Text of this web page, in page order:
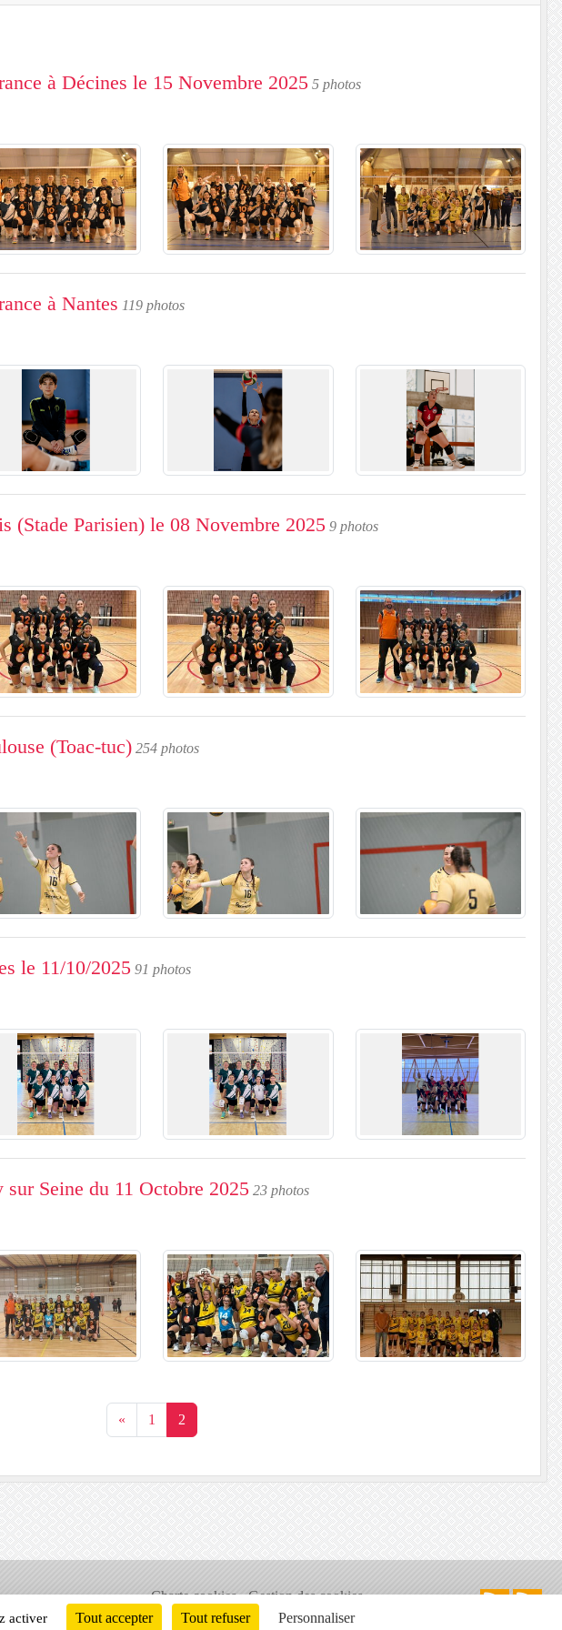
à Décines le 15 Novembre 2025 5 photos
à Nantes 119 photos
(Stade Parisien) le 08 Novembre 2025 9 photos
(Toac-tuc) 254 photos
le 11/10/2025 91 photos
Seine du 11 Octobre 2025 23 photos
« 1 2
Charte cookies
Gestion des cookies
Informations légales
Signaler un contenu inapproprié
activer Tout accepter Tout refuser Personnaliser